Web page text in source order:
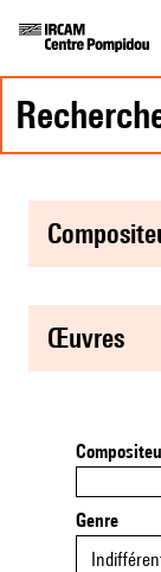
œuvres
Genre